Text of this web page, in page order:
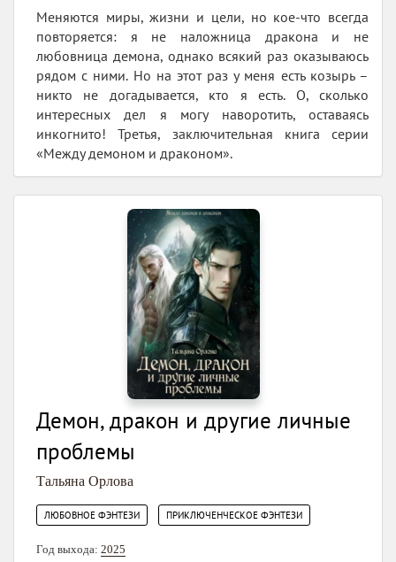
Меняются миры, жизни и цели, но кое-что всегда
повторяется: я не наложница дракона и не
любовница демона, однако всякий раз оказываюсь
рядом с ними. Но на этот раз у меня есть козырь –
никто не догадывается, кто я есть. О, сколько
интересных дел я могу наворотить, оставаясь
инкогнито! Третья, заключительная книга серии
«Между демоном и драконом».
Демон, дракон и другие личные
проблемы
Тальяна Орлова
ЛЮБОВНОЕ ФЭНТЕЗИ ПРИКЛЮЧЕНЧЕСКОЕ ФЭНТЕЗИ
Год выхода: 2025